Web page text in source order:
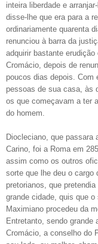
inteira liberdade e
disse-lhe que era para a
ordinariamente quarenta
renunciou à barra da
adquirir bastante
Cromácio, depois de
poucos dias depois. Com
pessoas de sua casa, às
os que começavam a ter
do homem.
Diocleciano, que passara
Carino, foi a Roma em
assim como os outros
sorte que lhe deu o cargo
pretorianos, que
grande cidade, quis que
Maximiano procedeu da
Entretanto, sendo
Cromácio, a conselho do